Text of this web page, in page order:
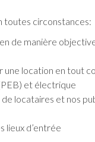
toutes circonstances:
de manière
une location en tout
et électrique
locataires et nos
lieux d’entrée